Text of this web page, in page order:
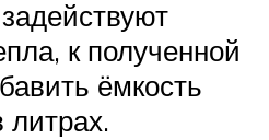
к полученной
ёмкость
литрах.